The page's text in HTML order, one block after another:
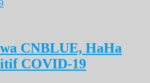
CNBLUE, HaHa
COVID-19